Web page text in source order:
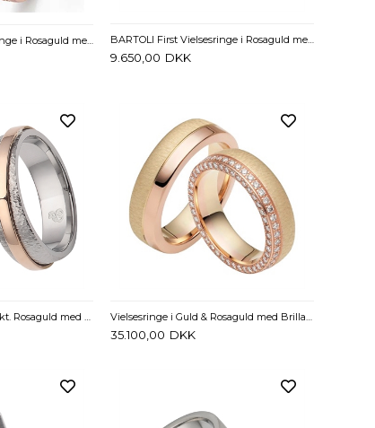
BARTOLI First Vielsesringe i Rosaguld med Diamanter 0,015 ct. - 3 mm BARTOLI First Vielsesringe i Rosaguld med Diamanter 0,05 ct. - 5 mm
9.650,00 DKK
Vielseringe i Stål og 14 kt. Rosaguld med Diamanter 0,025 ct. - 6 mm Vielsesringe i Guld & Rosaguld med Brillanter 0,86 ct - 6 mm
35.100,00 DKK